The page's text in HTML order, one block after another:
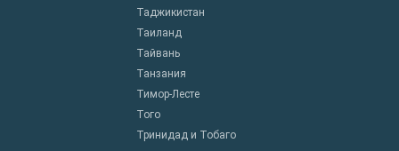
Таджикистан
Таиланд
Тайвань
Танзания
Тимор-Лесте
Того
Тринидад и Тобаго